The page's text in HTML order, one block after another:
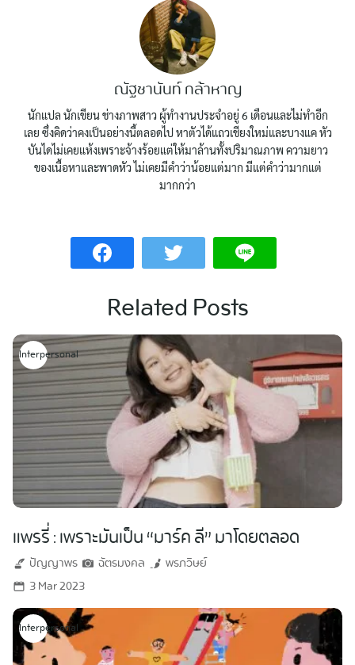
ณัฐชานันท์ กล้าหาญ
นักแปล นักเขียน ช่างภาพสาว ผู้ทำงานประจำอยู่ 6 เดือนและไม่ทำอีก
เลย ซึ่งคิดว่าคงเป็นอย่างนี้ตลอดไป หาตัวได้แถวเชียงใหม่และบางแค หัว
บันไดไม่เคยแห้งเพราะจ้างร้อยแต่ให้มาล้านทั้งปริมาณภาพ ความยาว
ของเนื้อหาและพาดหัว ไม่เคยมีคำว่าน้อยแต่มาก มีแต่คำว่ามากแต่
มากกว่า
Related Posts
Interpersonal
แพรรี่ : เพราะมันเป็น “มาร์ค ลี” มาโดยตลอด
ปัญญาพร ฉัตรมงคล
พรภวิษย์
3 Mar 2023
Interpersonal